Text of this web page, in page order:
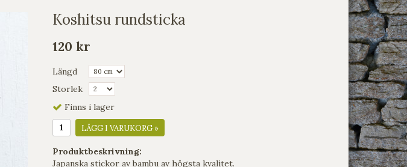
Koshitsu rundsticka
120 kr
Längd
Storlek
Finns i lager
LÄGG I VARUKORG »
Produktbeskrivning:
Japanska stickor av bambu av högsta kvalitet.